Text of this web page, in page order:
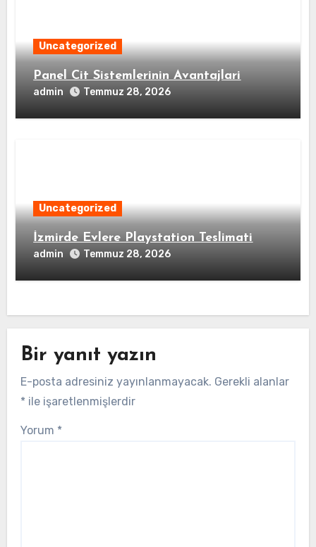
Uncategorized
Panel Cit Sistemlerinin Avantajlari
admin Temmuz 28, 2026
Uncategorized
İzmirde Evlere Playstation Teslimati
admin Temmuz 28, 2026
Bir yanıt yazın
E-posta adresiniz yayınlanmayacak. Gerekli alanlar
* ile işaretlenmişlerdir
Yorum *